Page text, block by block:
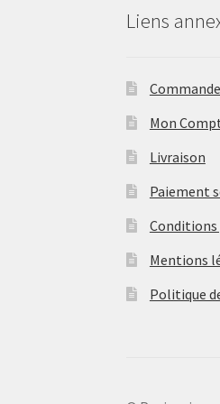
Liens
Commande
Mon
Livraison
Paiement
Mentions
Politique